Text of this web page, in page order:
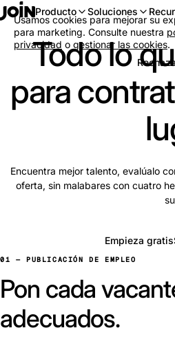
Producto Soluciones
Todo lo
para
Encuentra mejor talento, evalúalo
oferta, sin malabares con cuatro
Empieza gratis
01 — PUBLICACIÓN DE EMPLEO
Pon cada
adecuados.
Usamos cookies para mejorar su
para marketing. Consulte nuestra
privacidad o gestionar las cookies.